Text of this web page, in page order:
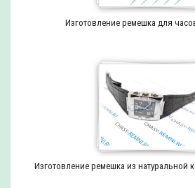
Изготовление ремешка для
Изготовление ремешка из натуральной